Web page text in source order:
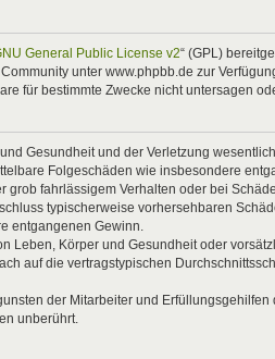
General Public License v2“ (GPL)
unter www.phpbb.de zur
für bestimmte Zwecke nicht untersagen
Gesundheit und der Verletzung
Folgeschäden wie insbesondere
fahrlässigem Verhalten oder bei
typischerweise vorhersehbaren
entgangenen Gewinn.
Leben, Körper und Gesundheit oder
auf die vertragstypischen
der Mitarbeiter und Erfüllungsgehilfen
unberührt.